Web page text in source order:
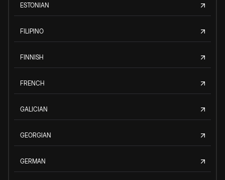
ESTONIAN
FILIPINO
FINNISH
FRENCH
GALICIAN
GEORGIAN
GERMAN